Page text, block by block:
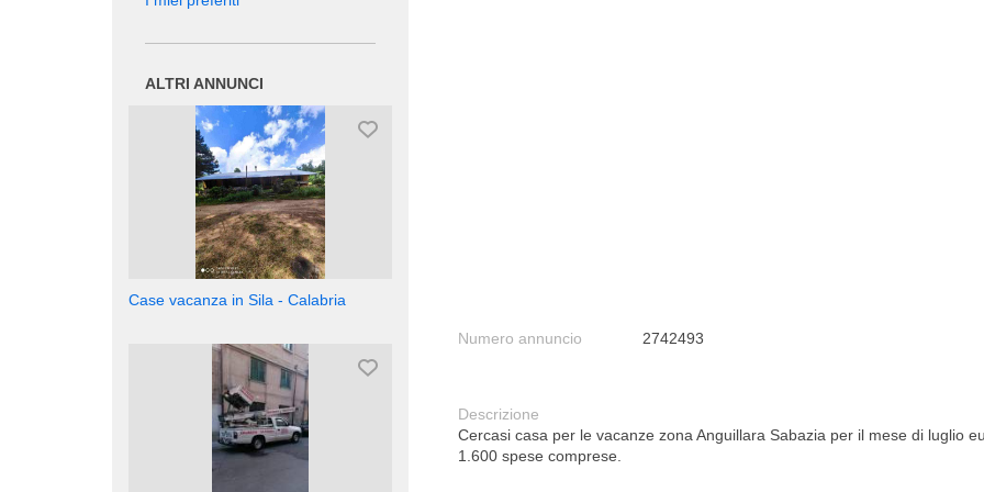
Numero annuncio 2742493
Descrizione
Cercasi casa per le vacanze zona Anguillara Sabazia per il mese di luglio
1.600 spese comprese.
ALTRI ANNUNCI
Case vacanza in Sila - Calabria